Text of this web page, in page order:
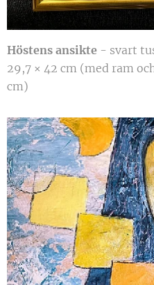
Höstens ansikte - svart
29,7 × 42 cm (med ram
cm)